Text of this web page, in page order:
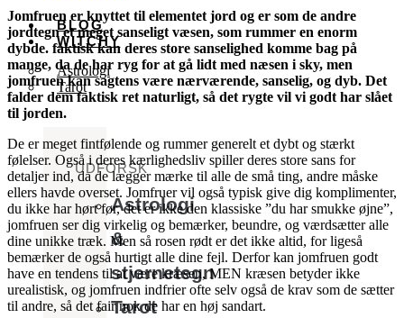
BLOG
WITCHY
Astrologi
Tarot
UDFORSK
Astrologi
&
stjernetegn
Tarot
Jomfruen er knyttet til elementet jord og er som de andre
jordtegn et meget sanseligt væsen, som rummer en enorm
dybde. faktisk kan deres store sanselighed komme bag på
mange, da de har ryg for at gå lidt med næsen i sky, men
jomfruen kan sagtens være nærværende, sanselig, og dyb. Det
falder dem faktisk ret naturligt, så det rygte vil vi godt har slået
til jorden.
De er meget fintfølende og rummer generelt et dybt og stærkt
følelser. Også i deres kærlighedsliv spiller deres store sans for
detaljer ind, da de lægger mærke til alle de små ting, andre måske
ellers havde overset. Jomfruer vil også typisk give dig komplimenter,
du ikke har hørt før, det er ikke den klassiske ”du har smukke øjne”,
jomfruen ser dig virkelig og bemærker, beundre, og værdsætter alle
dine unikke træk. Men så rosen rødt er det ikke altid, for ligeså
bemærker de også hurtigt alle dine fejl. Derfor kan jomfruen godt
have en tendens til at være kræsen, MEN kræsen betyder ikke
urealistisk, og jomfruen indfrier ofte selv også de krav som de sætter
til andre, så det fair nok de har en høj sandart.